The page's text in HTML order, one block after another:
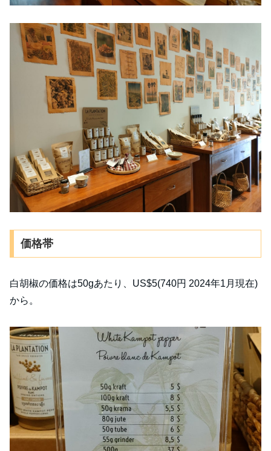
価格帯
白胡椒の価格は50gあたり、US$5(740円 2024年1月現在)
から。